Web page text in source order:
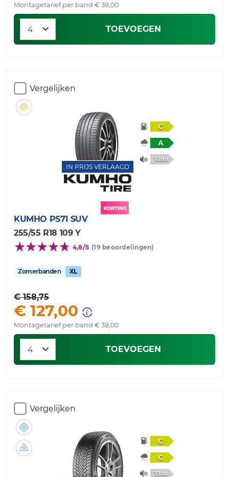
Montagetarief per band € 38,00
TOEVOEGEN
Vergelijken
IN PRIJS VERLAAGD
C
A
72db
KUMHO PS71 SUV
255/55 R18 109 Y
4,8/5 (19 beoordelingen)
Zomerbanden XL
€ 158,75
€ 127,00
Montagetarief per band € 38,00
TOEVOEGEN
Vergelijken
C
C
73db